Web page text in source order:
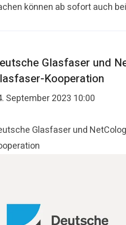
können ab sofort auch
Glasfaser und
Kooperation
September 2023 10:00
Glasfaser und